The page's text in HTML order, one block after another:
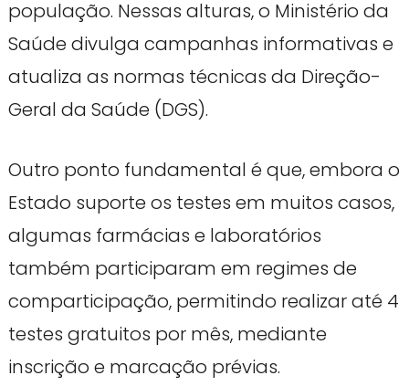
população. Nessas alturas, o Ministério da
Saúde divulga campanhas informativas e
atualiza as normas técnicas da Direção-
Geral da Saúde (DGS).
Outro ponto fundamental é que, embora o
Estado suporte os testes em muitos casos,
algumas farmácias e laboratórios
também participaram em regimes de
comparticipação, permitindo realizar até 4
testes gratuitos por mês, mediante
inscrição e marcação prévias.